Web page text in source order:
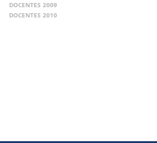
DOCENTES 2009
DOCENTES 2010